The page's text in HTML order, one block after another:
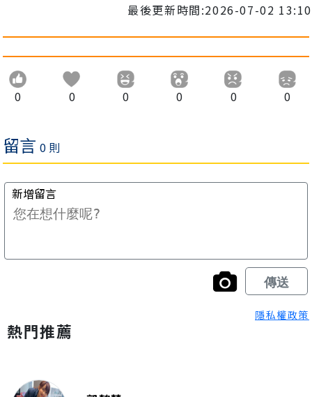
最後更新時間:2026-07-02 13:10
0 0 0 0 0 0
隱私權政策
熱門推薦